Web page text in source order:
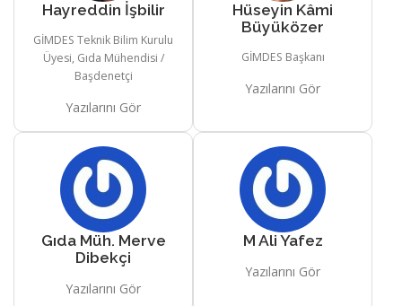
Hayreddin İşbilir
GİMDES Teknik Bilim Kurulu
Üyesi, Gıda Mühendisi /
Başdenetçi
Yazılarını Gör
Hüseyin Kâmi
Büyüközer
GİMDES Başkanı
Yazılarını Gör
Gıda Müh. Merve
Dibekçi
Yazılarını Gör
M Ali Yafez
Yazılarını Gör